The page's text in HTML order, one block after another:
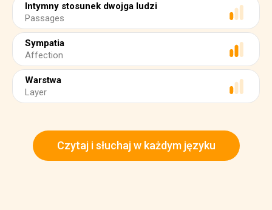
Intymny stosunek dwojga ludzi
Passages
Sympatia
Affection
Warstwa
Layer
Czytaj i słuchaj w każdym języku